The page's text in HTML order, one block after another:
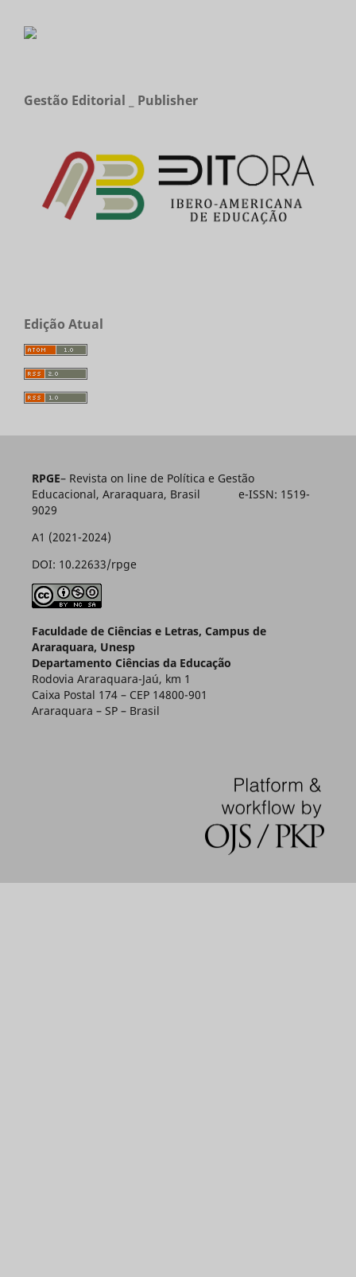
Gestão Editorial _ Publisher
Edição Atual
RPGE– Revista on line de Política e Gestão
Educacional, Araraquara, Brasil e-ISSN: 1519-
9029
A1 (2021-2024)
DOI: 10.22633/rpge
Faculdade de Ciências e Letras, Campus de
Araraquara, Unesp
Departamento Ciências da Educação
Rodovia Araraquara-Jaú, km 1
Caixa Postal 174 – CEP 14800-901
Araraquara – SP – Brasil